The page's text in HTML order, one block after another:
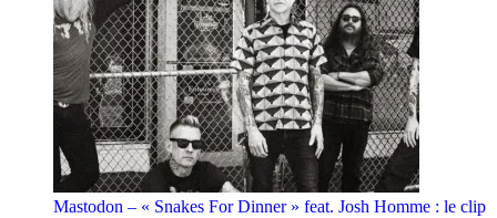
Mastodon – « Snakes For Dinner » feat. Josh Homme : le clip